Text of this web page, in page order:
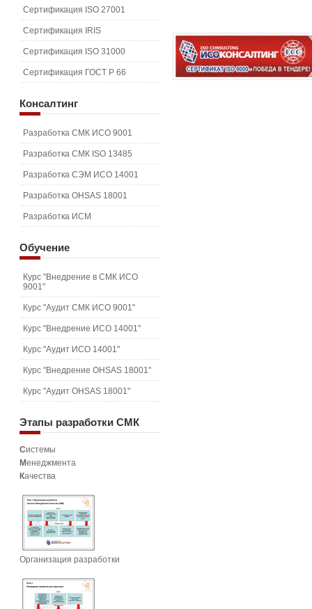
Сертификация ISO 27001
Сертификация IRIS
Сертификация ISO 31000
Сертификация ГОСТ Р 66
Консалтинг
Разработка СМК ИСО 9001
Разработка СМК ISO 13485
Разработка СЭМ ИСО 14001
Разработка OHSAS 18001
Разработка ИСМ
Обучение
Курс "Внедрение в СМК ИСО
9001"
Курс "Аудит СМК ИСО 9001"
Курс "Внедрение ИСО 14001"
Курс "Аудит ИСО 14001"
Курс "Внедрение OHSAS 18001"
Курс "Аудит OHSAS 18001"
Этапы разработки СМК
Системы
Менеджмента
Качества
Организация разработки